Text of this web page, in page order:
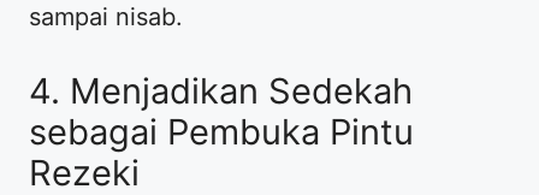
sampai nisab.
4. Menjadikan Sedekah
sebagai Pembuka Pintu
Rezeki